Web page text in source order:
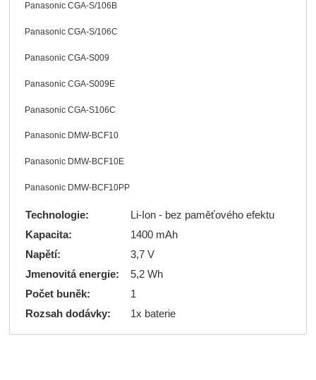
Panasonic CGA-S/106B
Panasonic CGA-S/106C
Panasonic CGA-S009
Panasonic CGA-S009E
Panasonic CGA-S106C
Panasonic DMW-BCF10
Panasonic DMW-BCF10E
Panasonic DMW-BCF10PP
Technologie:
Li-Ion - bez paměťového efektu
Kapacita:
1400 mAh
Napětí:
3,7 V
Jmenovitá energie:
5,2 Wh
Počet buněk:
1
Rozsah dodávky:
1x baterie